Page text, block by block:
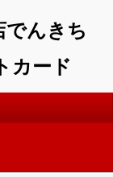
でんきち
カード